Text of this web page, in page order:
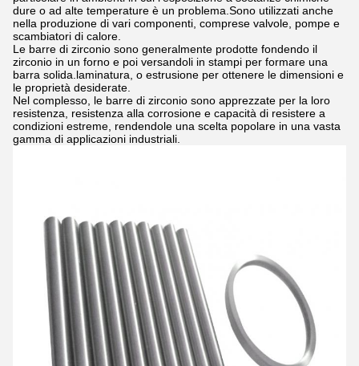
dure o ad alte temperature è un problema.Sono utilizzati anche
nella produzione di vari componenti, comprese valvole, pompe e
scambiatori di calore.
Le barre di zirconio sono generalmente prodotte fondendo il
zirconio in un forno e poi versandoli in stampi per formare una
barra solida.laminatura, o estrusione per ottenere le dimensioni e
le proprietà desiderate.
Nel complesso, le barre di zirconio sono apprezzate per la loro
resistenza, resistenza alla corrosione e capacità di resistere a
condizioni estreme, rendendole una scelta popolare in una vasta
gamma di applicazioni industriali.